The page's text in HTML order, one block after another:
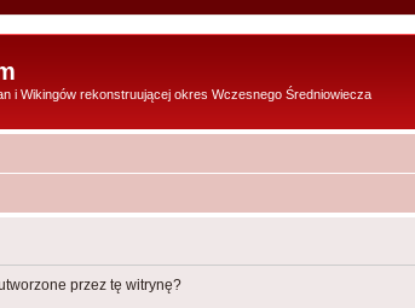
i Wikingów rekonstruującej okres Wczesnego Średniowiecza
przez tę witrynę?